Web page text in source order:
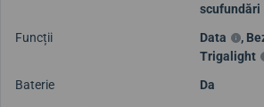
scufundări
Funcții
Data ,
Trigalight
Baterie
Da